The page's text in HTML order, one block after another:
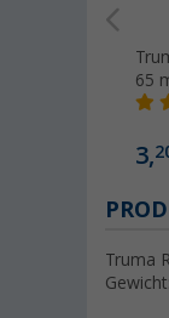
65
3,
Truma